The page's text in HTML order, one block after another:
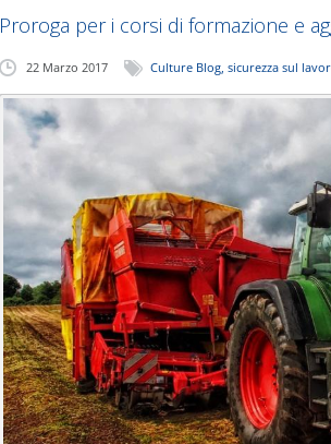
Proroga per i corsi di formazione e
22 Marzo 2017 Culture Blog sicurezza sul